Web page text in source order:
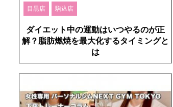
目黒店 駒込店
ダイエット中の運動はいつやるのが正
解？脂肪燃焼を最大化するタイミングと
は